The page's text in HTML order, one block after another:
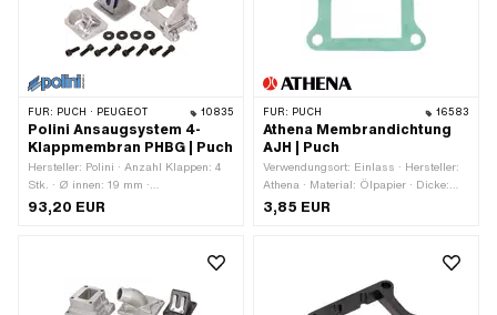
FÜR: PUCH · PEUGEOT 10835
Polini Ansaugsystem 4-
Klappmembran PHBG | Puch
Hersteller: Polini · Anzahl Klappen: 4
Stk. · Ø innen: 19 mm ·
Befestigungsart: Schrauben · Lochbild
93,20 EUR
FÜR: PUCH 16583
Athena Membrandichtung
AJH | Puch
Verwendungsort: Einlass · Hersteller:
Athena · Material: Ölpapier · Dicke:
0.5 mm · Ø Schraubenaufnahme: 6.7
3,85 EUR